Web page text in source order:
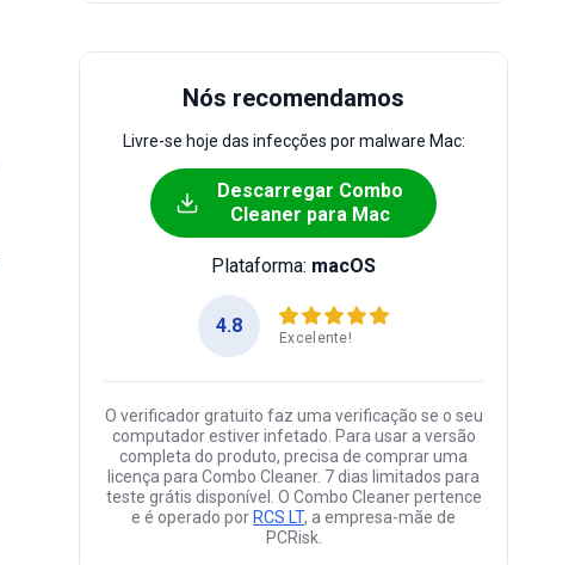
Nós recomendamos
Livre-se hoje das infecções por malware Mac:
Descarregar Combo
Cleaner para Mac
Plataforma: macOS
4.8
Excelente!
O verificador gratuito faz uma verificação se o seu
computador estiver infetado. Para usar a versão
completa do produto, precisa de comprar uma
licença para Combo Cleaner. 7 dias limitados para
teste grátis disponível. O Combo Cleaner pertence
e é operado por RCS LT, a empresa-mãe de
PCRisk.